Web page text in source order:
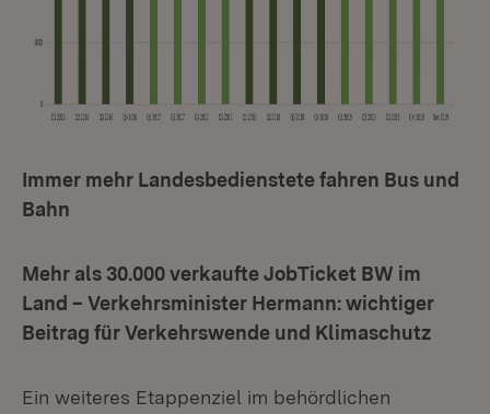
Immer mehr Landesbedienstete fahren Bus und
Bahn
Mehr als 30.000 verkaufte JobTicket BW im
Land – Verkehrsminister Hermann: wichtiger
Beitrag für Verkehrswende und Klimaschutz
Ein weiteres Etappenziel im behördlichen